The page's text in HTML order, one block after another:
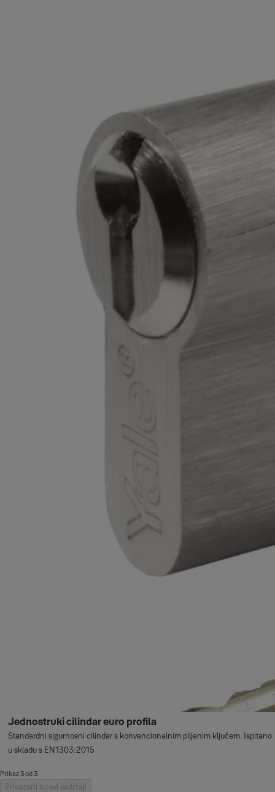
Jednostruki cilindar euro profila
Standardni sigurnosni cilindar s konvencionalnim piljenim ključem. Ispitano
u skladu s EN1303:2015
Prikaz 3 od 3
Prikazani su svi sadržaji